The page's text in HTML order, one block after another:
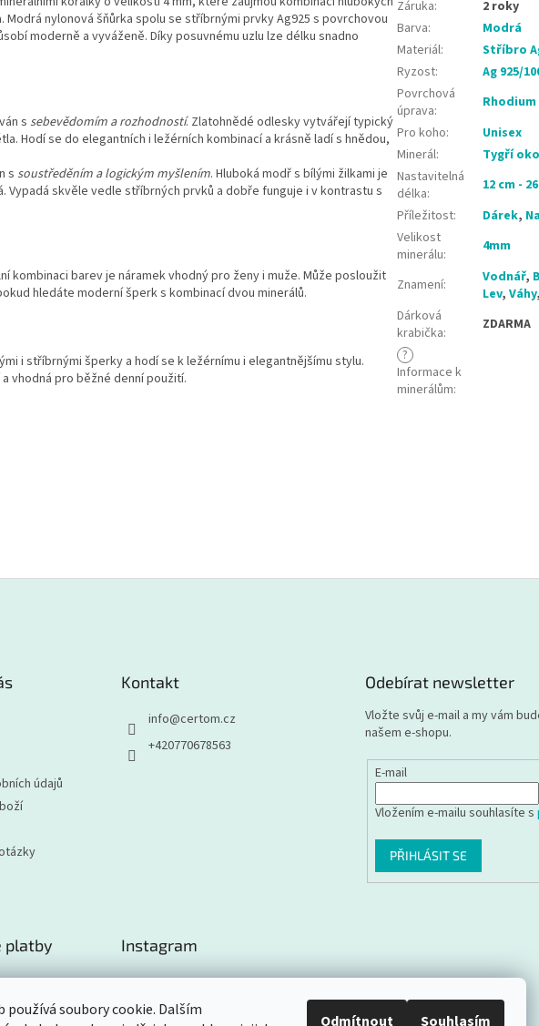
používá soubory cookie. Dalším
Odmítnout Souhlasím
nylonová šňůrka spolu se stříbrnými prvky Ag925 s povrchovou
moderně a vyváženě. Díky posuvnému uzlu lze délku snadno
s sebevědomím a rozhodností. Zlatohnědé odlesky vytvářejí typický
Hodí se do elegantních i ležérních kombinací a krásně ladí s hnědou,
s soustředěním a logickým myšlením. Hluboká modř s bílými žilkami je
Vypadá skvěle vedle stříbrných prvků a dobře funguje i v kontrastu s
kombinaci barev je náramek vhodný pro ženy i muže. Může posloužit
hledáte moderní šperk s kombinací dvou minerálů.
i stříbrnými šperky a hodí se k ležérnímu i elegantnějšímu stylu.
vhodná pro běžné denní použití.
Záruka:
2 roky
Barva:
Modrá
Materiál: Stříbro
Ryzost:
Ag 925/
Povrchová
úprava:
Rhodium
Pro koho:
Unisex
Minerál: Tygří oko
Nastavitelná
délka:
12 cm -
Příležitost: Dárek,
Velikost
minerálu: 4mm
Znamení: Vodnář,
Lev,Váhy,
Dárková
krabička:
ZDARMA
?
Informace k
minerálům:
údajů
Kontakt
info@certom.cz
+420770678563
Odebírat newsletter
Vložte svůj e-mail a my vám
našem e-shopu.
E-mail
Vložením e-mailu souhlasíte s
PŘIHLÁSIT SE
platby Instagram